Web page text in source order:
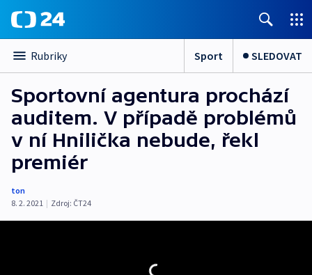
Rubriky Sport SLEDOVAT
Sportovní agentura prochází
auditem. V případě problémů
v ní Hnilička nebude, řekl
premiér
ton
8. 2. 2021 | Zdroj: ČT24